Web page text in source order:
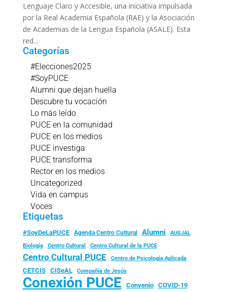
Lenguaje Claro y Accesible, una iniciativa impulsada
por la Real Academia Española (RAE) y la Asociación
de Academias de la Lengua Española (ASALE). Esta
red...
Categorías
#Elecciones2025
#SoyPUCE
Alumni que dejan huella
Descubre tu vocación
Lo más leído
PUCE en la comunidad
PUCE en los medios
PUCE investiga
PUCE transforma
Rector en los medios
Uncategorized
Vida en campus
Voces
Etiquetas
#SoyDeLaPUCE Agenda Centro Cultural Alumni
AUSJAL
Biología
Centro Cultural Centro Cultural de la PUCE
Centro Cultural PUCE Centro de Psicología Aplicada
CETCIS CISeAL Compañía de Jesús
Conexión PUCE Convenio
COVID-19